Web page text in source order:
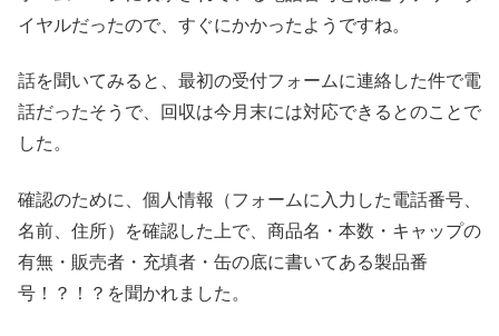
イヤルだったので、すぐにかかったようですね。
話を聞いてみると、最初の受付フォームに連絡した件で電
話だったそうで、回収は今月末には対応できるとのことで
した。
確認のために、個人情報（フォームに入力した電話番号、
名前、住所）を確認した上で、商品名・本数・キャップの
有無・販売者・充填者・缶の底に書いてある製品番
号！？！？を聞かれました。